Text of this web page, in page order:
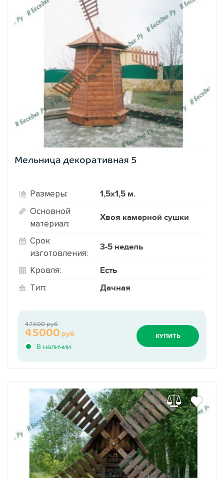
Мельница декоративная 5
Размеры: 1,5х1,5 м.
Основной
материал:
Хвоя камерной сушки
Срок
изготовления:
3-5 недель
Кровля: Есть
Тип: Дачная
В наличии
45000 руб
47600 руб
КУПИТЬ